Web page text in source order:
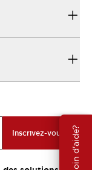
Besoin d'aide?
Inscrivez-vous